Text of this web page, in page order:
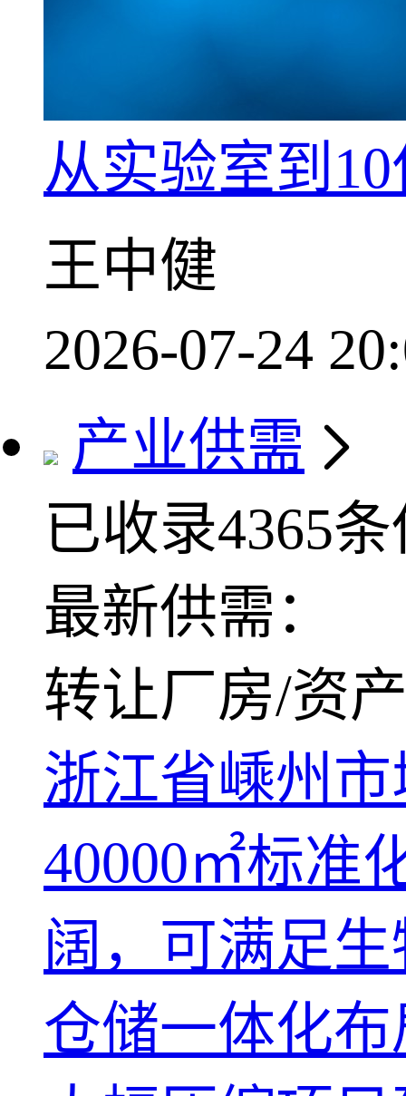
从实验室到
王中健
2026-07-24
产业供需
已收录4365
最新供需：
转让厂房/资
浙江省嵊州
40000㎡标准
阔，可满足
仓储一体化